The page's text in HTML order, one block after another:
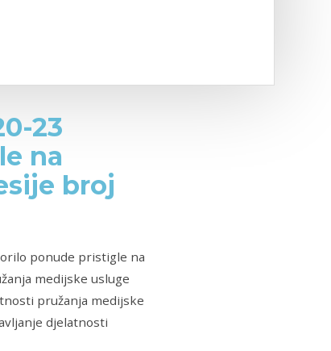
23
na
broj
ponude pristigle na
medijske usluge
pružanja medijske
djelatnosti